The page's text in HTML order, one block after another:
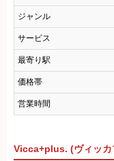
ジャンル
サービス
最寄り駅
価格帯
営業時間
Vicca+plus. (ヴィッカ